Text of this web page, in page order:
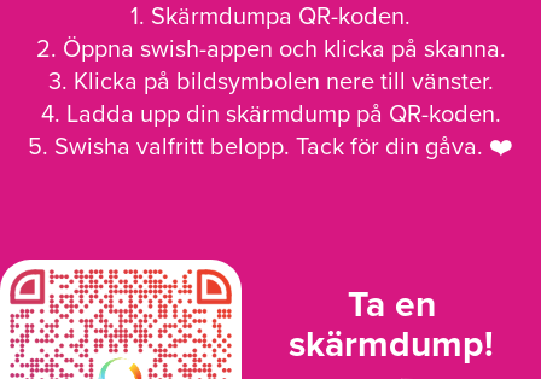
1. Skärmdumpa QR-koden.
2. Öppna swish-appen och klicka på skanna.
3. Klicka på bildsymbolen nere till vänster.
4. Ladda upp din skärmdump på QR-koden.
5. Swisha valfritt belopp. Tack för din gåva. ❤️
Ta en
skärmdump!